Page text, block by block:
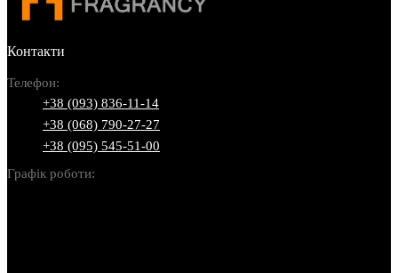
Контакти
Телефон:
+38 (093) 836-11-14
+38 (068) 790-27-27
+38 (095) 545-51-00
Графік роботи: